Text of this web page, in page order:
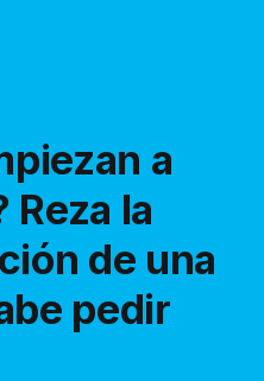
a
la
de una
pedir